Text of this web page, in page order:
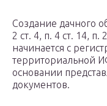
Создание дачного
2 ст. 4, п. 4 ст. 14,
начинается с
территориальной
основании
документов.